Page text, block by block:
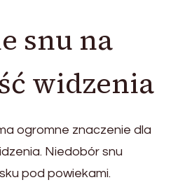
snu na
widzenia
ogromne znaczenie dla
Niedobór snu
pod powiekami.